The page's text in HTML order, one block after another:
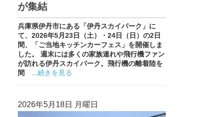
が集結
兵庫県伊丹市にある「伊丹スカイパーク」に
て、2026年5月23日（土）・24日（日）の2日
間、「ご当地キッチンカーフェス」を開催しま
した。 週末には多くの家族連れや飛行機ファン
が訪れる伊丹スカイパーク。飛行機の離着陸を
間
...続きを見る
2026年5月18日 月曜日